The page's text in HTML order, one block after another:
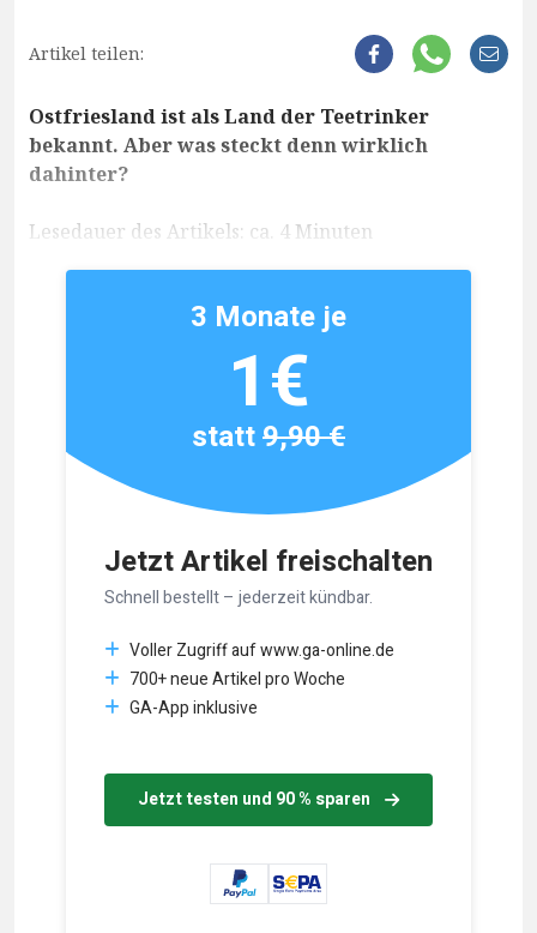
Artikel teilen:
Ostfriesland ist als Land der Teetrinker
bekannt. Aber was steckt denn wirklich
dahinter?
Lesedauer des Artikels: ca. 4 Minuten
Jetzt Artikel freischalten
Schnell bestellt – jederzeit kündbar.
Voller Zugriff auf www.ga-online.de
700+ neue Artikel pro Woche
GA-App inklusive
Jetzt testen und 90 % sparen
3 Monate je
1€
statt9,90 €